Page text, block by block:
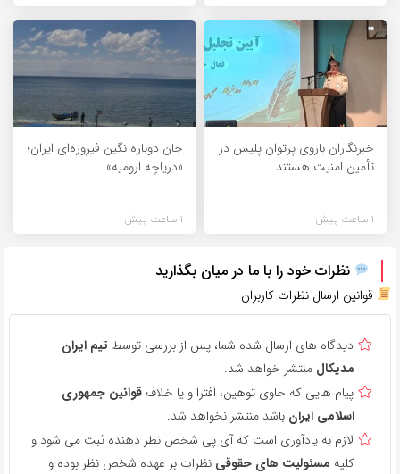
خبرنگاران بازوی پرتوان پلیس در
تأمین امنیت هستند
1 ساعت پیش
جان دوباره نگین فیروزه‌ای ایران؛
«دریاچه ارومیه»
1 ساعت پیش
نظرات خود را با ما در میان بگذارید
قوانین ارسال نظرات کاربران
دیدگاه های ارسال شده شما، پس از بررسی توسط تیم ایران
مدیکال منتشر خواهد شد.
پیام هایی که حاوی توهین، افترا و یا خلاف قوانین جمهوری
اسلامی ایران باشد منتشر نخواهد شد.
لازم به یادآوری است که آی پی شخص نظر دهنده ثبت می شود و
کلیه مسئولیت های حقوقی نظرات بر عهده شخص نظر بوده و